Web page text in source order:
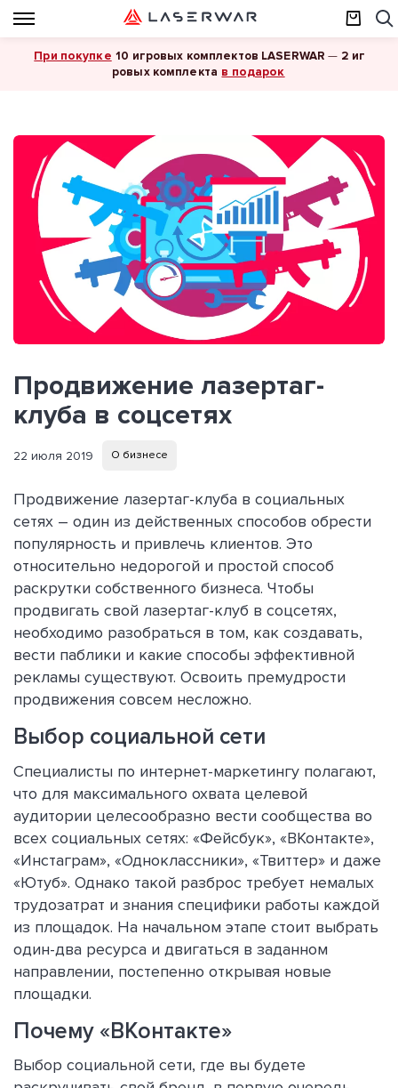
При покупке 10 игровых комплектов LASERWAR — 2 иг
ровых комплекта в подарок
Продвижение лазертаг-
клуба в соцсетях
22 июля 2019 О бизнесе
Продвижение лазертаг-клуба в социальных
сетях – один из действенных способов обрести
популярность и привлечь клиентов. Это
относительно недорогой и простой способ
раскрутки собственного бизнеса. Чтобы
продвигать свой лазертаг-клуб в соцсетях,
необходимо разобраться в том, как создавать,
вести паблики и какие способы эффективной
рекламы существуют. Освоить премудрости
продвижения совсем несложно.
Выбор социальной сети
Специалисты по интернет-маркетингу полагают,
что для максимального охвата целевой
аудитории целесообразно вести сообщества во
всех социальных сетях: «Фейсбук», «ВКонтакте»,
«Инстаграм», «Одноклассники», «Твиттер» и даже
«Ютуб». Однако такой разброс требует немалых
трудозатрат и знания специфики работы каждой
из площадок. На начальном этапе стоит выбрать
один-два ресурса и двигаться в заданном
направлении, постепенно открывая новые
площадки.
Почему «ВКонтакте»
Выбор социальной сети, где вы будете